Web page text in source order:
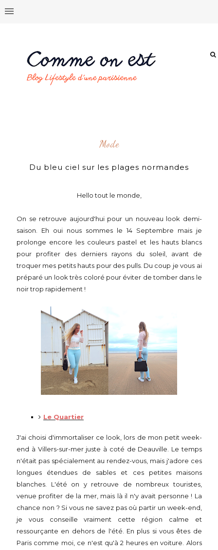
Mode
Du bleu ciel sur les plages normandes
Hello tout le monde,
On se retrouve aujourd'hui pour un nouveau look demi-
saison. Eh oui nous sommes le 14 Septembre mais je
prolonge encore les couleurs pastel et les hauts blancs
pour profiter des derniers rayons du soleil, avant de
troquer mes petits hauts pour des pulls. Du coup je vous ai
préparé un look très coloré pour éviter de tomber dans le
noir trop rapidement !
Le Quartier
J'ai choisi d'immortaliser ce look, lors de mon petit week-
end à Villers-sur-mer juste à coté de Deauville. Le temps
n'était pas spécialement au rendez-vous, mais j'adore ces
longues étendues de sables et ces petites maisons
blanches. L'été on y retrouve de nombreux touristes,
venue profiter de la mer, mais là il n'y avait personne ! La
chance non ? Si vous ne savez pas où partir un week-end,
je vous conseille vraiment cette région calme et
ressourçante en dehors de l'été. En plus si vous êtes de
Paris comme moi, ce n'est qu'à 2 heures en voiture. Alors